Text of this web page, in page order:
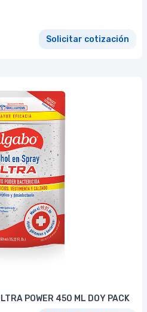
Solicitar cotización
POWER 450 ML DOY PACK